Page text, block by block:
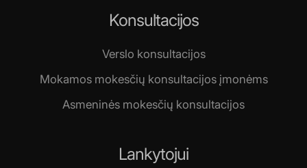
Konsultacijos
Verslo konsultacijos
Mokamos mokesčių konsultacijos įmonėms
Asmeninės mokesčių konsultacijos
Lankytojui